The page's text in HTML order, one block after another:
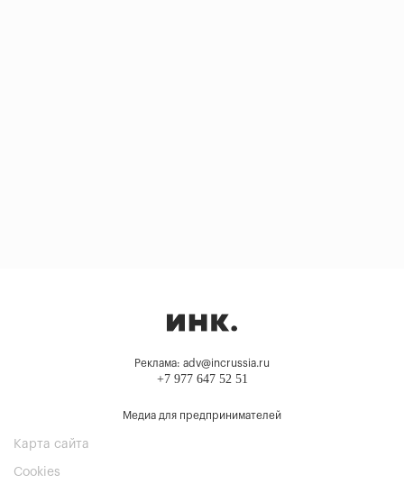
Реклама: adv@incrussia.ru
+7 977 647 52 51
Медиа для предпринимателей
Карта сайта
Cookies